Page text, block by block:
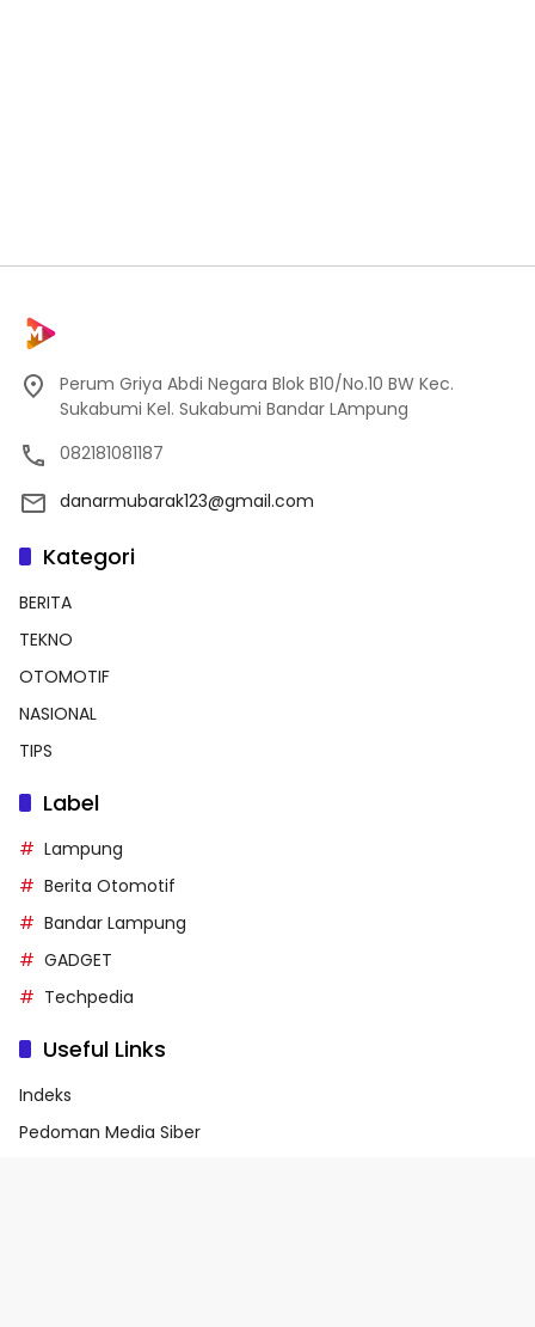
Perum Griya Abdi Negara Blok B10/No.10 BW Kec.
Sukabumi Kel. Sukabumi Bandar LAmpung
082181081187
danarmubarak123@gmail.com
Kategori
BERITA
TEKNO
OTOMOTIF
NASIONAL
TIPS
Label
Lampung
Berita Otomotif
Bandar Lampung
GADGET
Techpedia
Useful Links
Indeks
Pedoman Media Siber